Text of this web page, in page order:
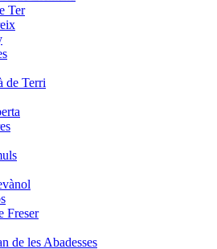
Ter
de Terri
Freser
de les Abadesses